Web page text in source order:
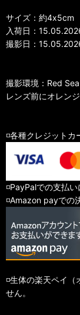
サイズ：約4x5cm
入荷日：
撮影日：
撮影環境：Red
レンズ前にオレン
◽️各種クレジットカ
◽️PayPalでの支払い
◽️Amazon payでの
◽️生体の楽天ペイ
せん。